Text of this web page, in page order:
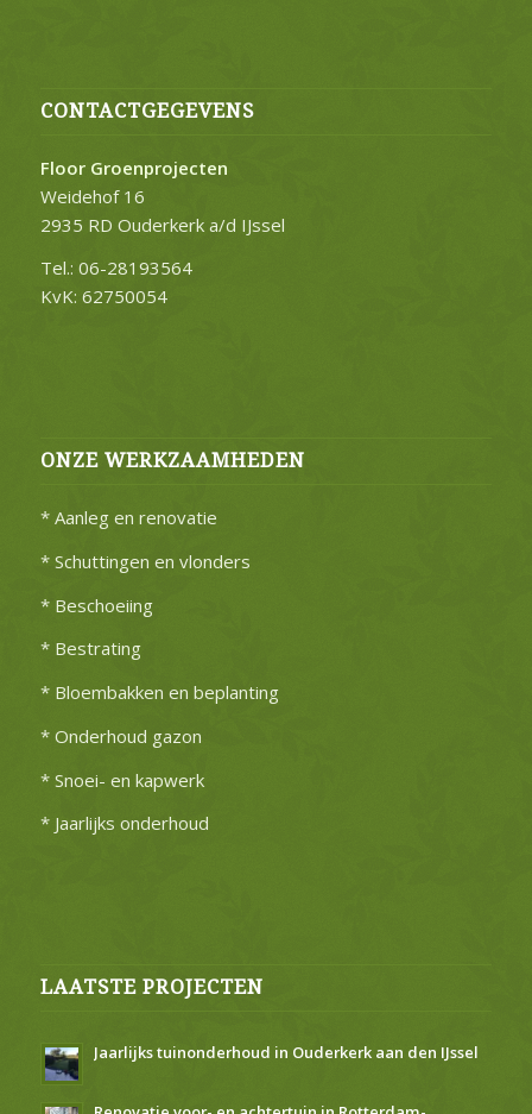
CONTACTGEGEVENS
Floor Groenprojecten
Weidehof 16
2935 RD Ouderkerk a/d IJssel
Tel.: 06-28193564
KvK: 62750054
ONZE WERKZAAMHEDEN
* Aanleg en renovatie
* Schuttingen en vlonders
* Beschoeiing
* Bestrating
* Bloembakken en beplanting
* Onderhoud gazon
* Snoei- en kapwerk
* Jaarlijks onderhoud
LAATSTE PROJECTEN
Jaarlijks tuinonderhoud in Ouderkerk aan den IJssel